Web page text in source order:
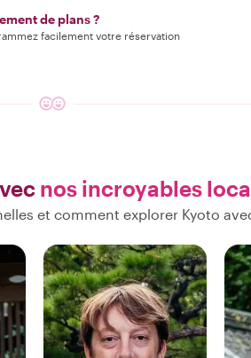
de plans ?
facilement votre réservation
nos incroyables
et comment explorer Kyoto